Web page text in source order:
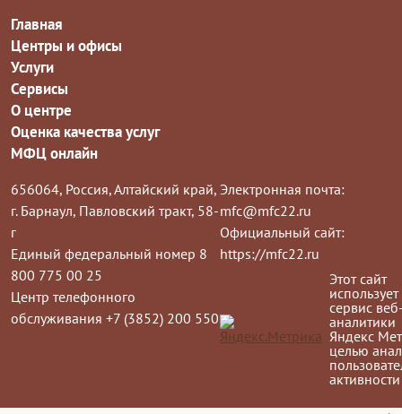
Главная
Центры и офисы
Услуги
Сервисы
О центре
Оценка качества услуг
МФЦ онлайн
656064, Россия, Алтайский край,
г. Барнаул, Павловский тракт, 58-
г
Единый федеральный номер 8
800 775 00 25
Центр телефонного
обслуживания +7 (3852) 200 550
Электронная почта:
mfc@mfc22.ru
Официальный сайт:
https://mfc22.ru
Этот сайт
использует
сервис
аналитики
Яндекс
целью
активности